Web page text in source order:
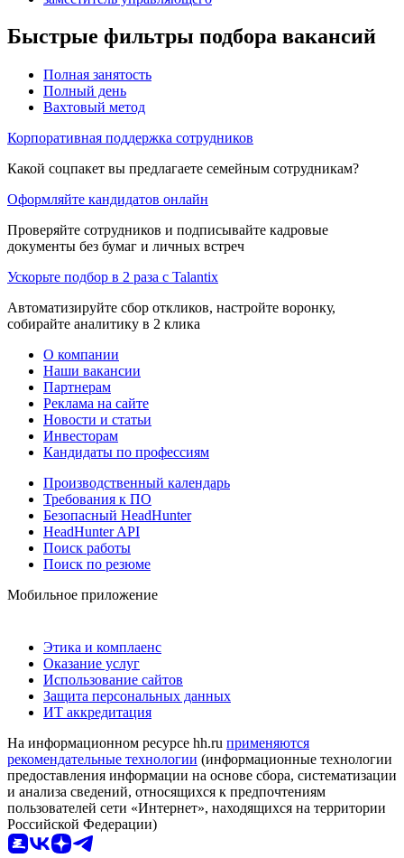
Быстрые фильтры подбора вакансий
Полная занятость
Полный день
Вахтовый метод
Корпоративная поддержка сотрудников
Какой соцпакет вы предлагаете семейным сотрудникам?
Оформляйте кандидатов онлайн
Проверяйте сотрудников и подписывайте кадровые
документы без бумаг и личных встреч
Ускорьте подбор в 2 раза с Talantix
Автоматизируйте сбор откликов, настройте воронку,
собирайте аналитику в 2 клика
О компании
Наши вакансии
Партнерам
Реклама на сайте
Новости и статьи
Инвесторам
Кандидаты по профессиям
Производственный календарь
Требования к ПО
Безопасный HeadHunter
HeadHunter API
Поиск работы
Поиск по резюме
Мобильное приложение
Этика и комплаенс
Оказание услуг
Использование сайтов
Защита персональных данных
ИТ аккредитация
На информационном ресурсе hh.ru применяются
рекомендательные технологии (информационные технологии
предоставления информации на основе сбора, систематизации
и анализа сведений, относящихся к предпочтениям
пользователей сети «Интернет», находящихся на территории
Российской Федерации)